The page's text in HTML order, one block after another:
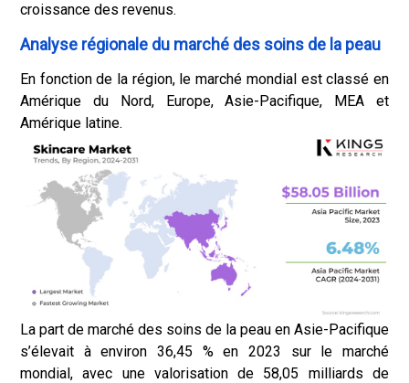
croissance des revenus.
Analyse régionale du marché des soins de la peau
En fonction de la région, le marché mondial est classé en
Amérique du Nord, Europe, Asie-Pacifique, MEA et
Amérique latine.
La part de marché des soins de la peau en Asie-Pacifique
s’élevait à environ 36,45 % en 2023 sur le marché
mondial, avec une valorisation de 58,05 milliards de